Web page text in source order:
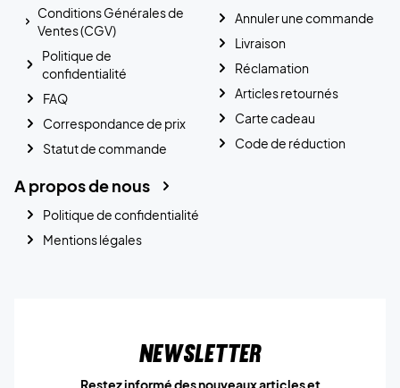
Conditions Générales de
Ventes (CGV)
Politique de
confidentialité
FAQ
Correspondance de prix
Statut de commande
Annuler une commande
Livraison
Réclamation
Articles retournés
Carte cadeau
Code de réduction
A propos de nous
Politique de confidentialité
Mentions légales
Newsletter
Restez informé des nouveaux articles et